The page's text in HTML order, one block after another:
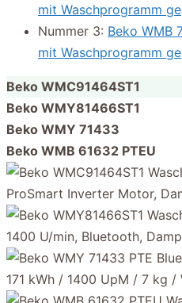
mit Waschprogramm
Nummer 3: Beko WMB
mit Waschprogramm
Beko WMC91464ST1
Beko WMY81466ST1
Beko WMY 71433
Beko WMB 61632 PTEU